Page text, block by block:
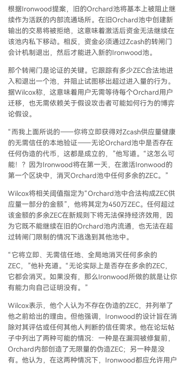
根据Ironwood提案，旧的Orchard池将基本上被阻止继
续作为活跃的内部流通场所。在旧Orchard池中创建新
输出的交易将被拒绝，这意味着激活后资金无法继续在
该池内私下移动。相反，资金必须通过Zcash的转闸门
会计机制退出，然后才能进入新的Ironwood池。
那个转闸门是论证的关键。它跟踪有多少ZEC合法地进
入和退出一个池，并阻止试图移出超过进入量的行为。
据Wilcox称，这意味着用户无需等待每个Orchard用户
迁移，也无需依赖关于假设攻击者可能如何行为的博弈
论假设。
“而我上面所说的——你将立即获得对Zcash供应量健康
的无需信任的本地验证——无论Orchard池中是否存在
任何伪造的代币，这都是成立的，”他写道。“这怎么可
能！？因为Ironwood将在第一天，在激活Ironwood的
第一个区块中，消灭Orchard池中任何多余的ZEC。”
Wilcox将相关阈值指定为“Orchard池中合法构成ZEC供
应量一部分的金额”，他将其定为450万ZEC。任何超过
该金额的多余ZEC在新规则下将无法保持经济效用，因
为它既不能继续在旧的Orchard池内流通，也无法在超
过转闸门限制的情况下逃逸到其他池中。
“它将立即、无需信任地、全局地消灭任何多余的
ZEC，”他补充道。“无论实际上是否存在多余的ZEC，
它都会消灭。如果没有，那么Ironwood所做的就是让你
有能力向自己证明没有。”
Wilcox表示，他个人认为不存在伪造的ZEC，并列举了
他之前给出的理由。但他强调，Ironwood的设计旨在消
除对其评估或任何其他人判断的信任需求。他在论坛帖
子中列出了两种可能的情况：一种是在漏洞被修复前，
Orchard内部创造了无限量的伪造ZEC；另一种是没
有。他认为，在这两种情况下，Ironwood都应允许用户